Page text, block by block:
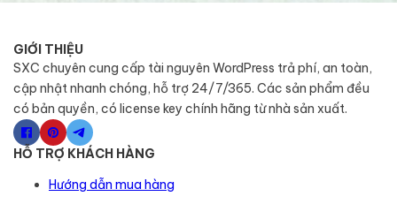
GIỚI THIỆU
SXC chuyên cung cấp tài nguyên WordPress trả phí, an toàn,
cập nhật nhanh chóng, hỗ trợ 24/7/365. Các sản phẩm đều
có bản quyền, có license key chính hãng từ nhà sản xuất.
HỖ TRỢ KHÁCH HÀNG
Hướng dẫn mua hàng